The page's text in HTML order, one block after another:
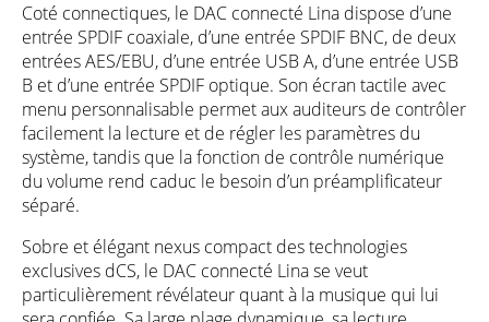
Coté connectiques, le DAC connecté Lina dispose d’une
entrée SPDIF coaxiale, d’une entrée SPDIF BNC, de deux
entrées AES/EBU, d’une entrée USB A, d’une entrée USB
B et d’une entrée SPDIF optique. Son écran tactile avec
menu personnalisable permet aux auditeurs de contrôler
facilement la lecture et de régler les paramètres du
système, tandis que la fonction de contrôle numérique
du volume rend caduc le besoin d’un préamplificateur
séparé.
Sobre et élégant nexus compact des technologies
exclusives dCS, le DAC connecté Lina se veut
particulièrement révélateur quant à la musique qui lui